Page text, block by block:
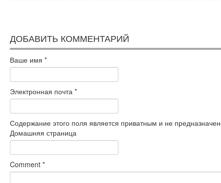
ДОБАВИТЬ КОММЕНТАРИЙ
Ваше имя *
Электронная почта *
Содержание этого поля является приватным и не
Домашняя страница
Comment *